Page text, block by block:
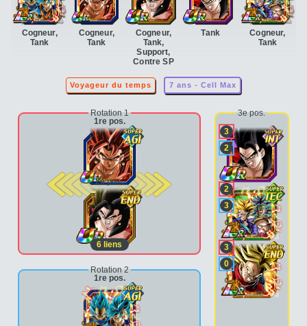
Cogneur,
Tank
Cogneur,
Tank
Cogneur,
Tank,
Support,
Contre SP
Tank
Cogneur,
Tank
Voyageur du temps 7 ans - Cell Max
Rotation 1
1re pos.
2e pos.
6 liens
Rotation 2
1re pos.
3e pos.
3
2
2
3
3
0